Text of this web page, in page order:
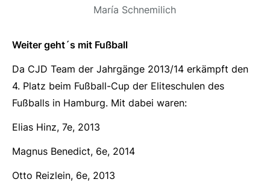
María Schnemilich
Weiter geht´s mit Fußball
Da CJD Team der Jahrgänge 2013/14 erkämpft den
4. Platz beim Fußball-Cup der Eliteschulen des
Fußballs in Hamburg. Mit dabei waren:
Elias Hinz, 7e, 2013
Magnus Benedict, 6e, 2014
Otto Reizlein, 6e, 2013